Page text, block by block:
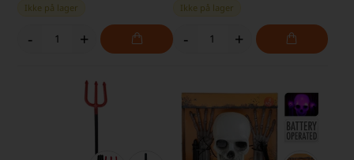
Ikke på lager
- +
Ikke på lager
- +